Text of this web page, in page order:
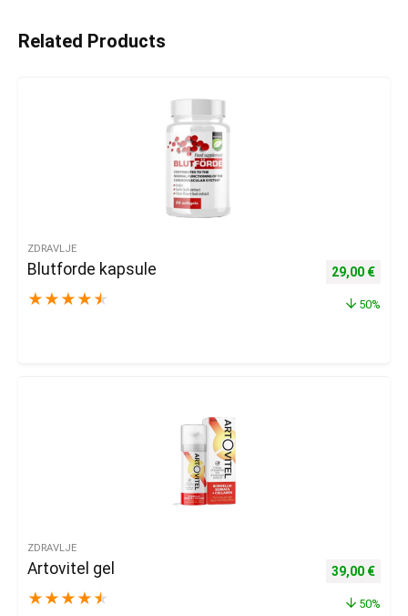
Related Products
ZDRAVLJE
Blutforde kapsule
★ ★ ★ ★ ★
Izvorna
29,00 €
50%
ZDRAVLJE
Artovitel gel
★ ★ ★ ★ ★
Izvorna
39,00 €
50%